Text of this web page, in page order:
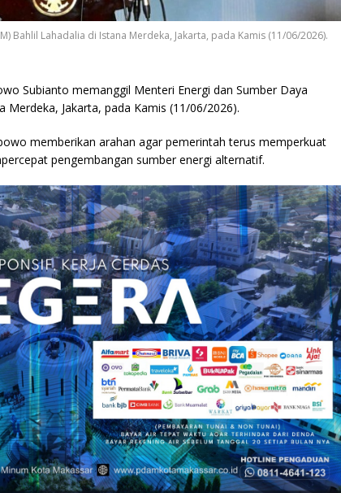
Bahlil Lahadalia di Istana Merdeka, Jakarta, pada Kamis (11/06/2026).
Subianto memanggil Menteri Energi dan Sumber Daya
Merdeka, Jakarta, pada Kamis (11/06/2026).
memberikan arahan agar pemerintah terus memperkuat
pengembangan sumber energi alternatif.